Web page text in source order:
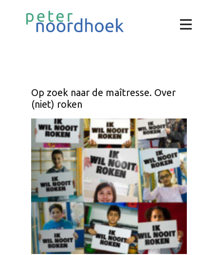
Op zoek naar de maîtresse. Over
(niet) roken